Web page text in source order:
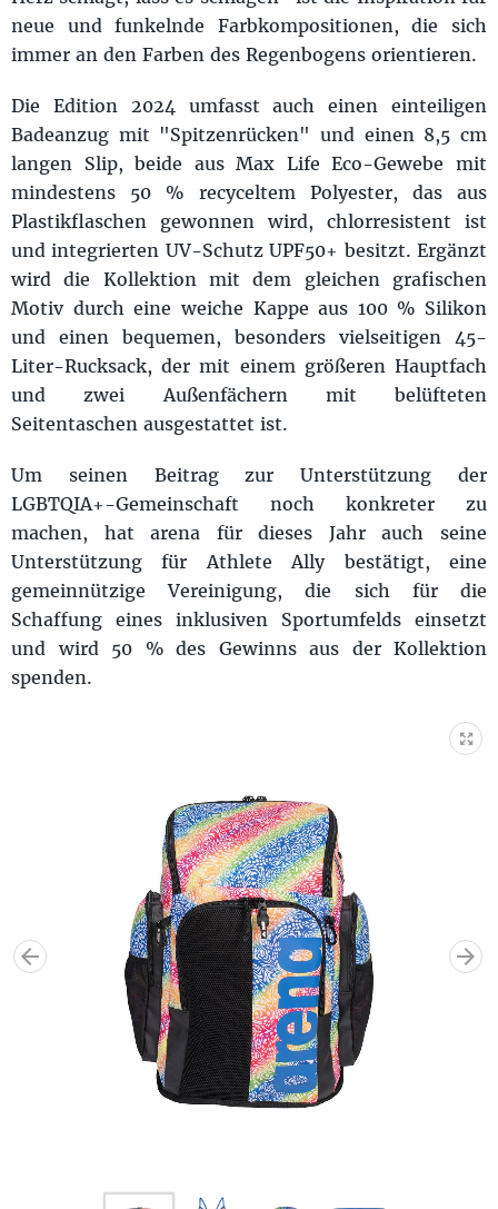
neue und funkelnde Farbkompositionen, die sich
immer an den Farben des Regenbogens orientieren.
Die Edition 2024 umfasst auch einen einteiligen
Badeanzug mit "Spitzenrücken" und einen 8,5 cm
langen Slip, beide aus Max Life Eco-Gewebe mit
mindestens 50 % recyceltem Polyester, das aus
Plastikflaschen gewonnen wird, chlorresistent ist
und integrierten UV-Schutz UPF50+ besitzt. Ergänzt
wird die Kollektion mit dem gleichen grafischen
Motiv durch eine weiche Kappe aus 100 % Silikon
und einen bequemen, besonders vielseitigen 45-
Liter-Rucksack, der mit einem größeren Hauptfach
und zwei Außenfächern mit belüfteten
Seitentaschen ausgestattet ist.
Um seinen Beitrag zur Unterstützung der
LGBTQIA+-Gemeinschaft noch konkreter zu
machen, hat arena für dieses Jahr auch seine
Unterstützung für Athlete Ally bestätigt, eine
gemeinnützige Vereinigung, die sich für die
Schaffung eines inklusiven Sportumfelds einsetzt
und wird 50 % des Gewinns aus der Kollektion
spenden.